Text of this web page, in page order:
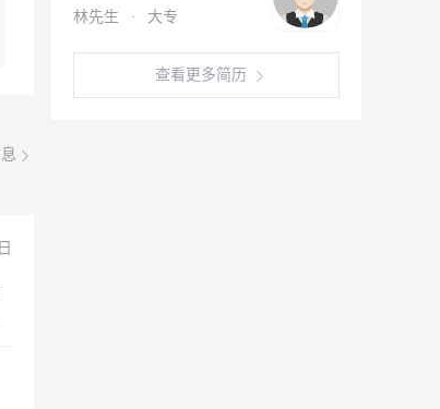
林先生 · 大专
查看更多简历